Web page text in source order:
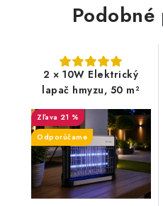
2 × 10W Elektrický
lapač hmyzu, 50 m²
21 %
Odporúčame